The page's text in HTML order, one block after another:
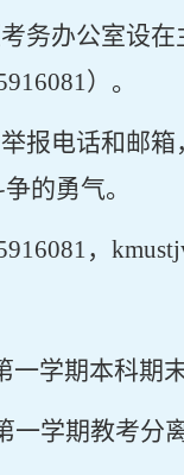
务办公室设在
）。
报电话和邮
的勇气。
，
一学期本科期
一学期教考分